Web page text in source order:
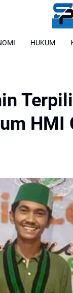
HUKUM
HMI